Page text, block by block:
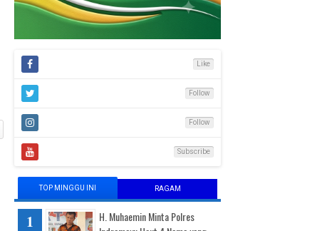
Like
Follow
Follow
Subscribe
TOP MINGGU INI RAGAM
H. Muhaemin Minta Polres